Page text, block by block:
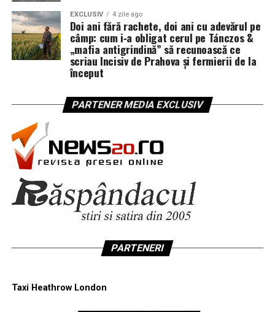
EXCLUSIV 4 zile ago
Doi ani fără rachete, doi ani cu adevărul pe
câmp: cum i‑a obligat cerul pe Tánczos &
„mafia antigrindină” să recunoască ce
scriau Incisiv de Prahova și fermierii de la
început
PARTENER MEDIA EXCLUSIV
PARTENERI
Taxi Heathrow London